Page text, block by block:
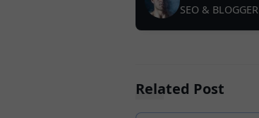
SEO & BLOGGER
Related Post